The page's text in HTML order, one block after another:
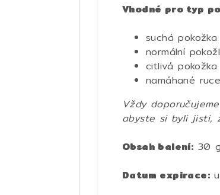
Vhodné pro typ
suchá pokožka
normální
citlivá pokožka
namáhané
Vždy
abyste si byli jisti,
Obsah balení: 30 g
Datum expirace: